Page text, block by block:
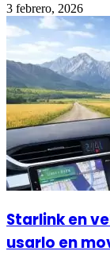
3 febrero, 2026
Starlink en
usarlo en